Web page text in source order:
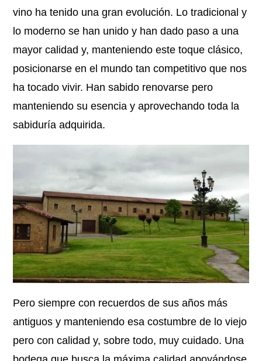
vino ha tenido una gran evolución. Lo tradicional y
lo moderno se han unido y han dado paso a una
mayor calidad y, manteniendo este toque clásico,
posicionarse en el mundo tan competitivo que nos
ha tocado vivir. Han sabido renovarse pero
manteniendo su esencia y aprovechando toda la
sabiduría adquirida.
Pero siempre con recuerdos de sus años más
antiguos y manteniendo esa costumbre de lo viejo
pero con calidad y, sobre todo, muy cuidado. Una